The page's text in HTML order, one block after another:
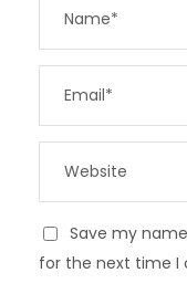
Save my
for the next time I